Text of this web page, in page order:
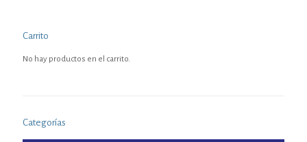
Carrito
No hay productos en el carrito.
Categorías